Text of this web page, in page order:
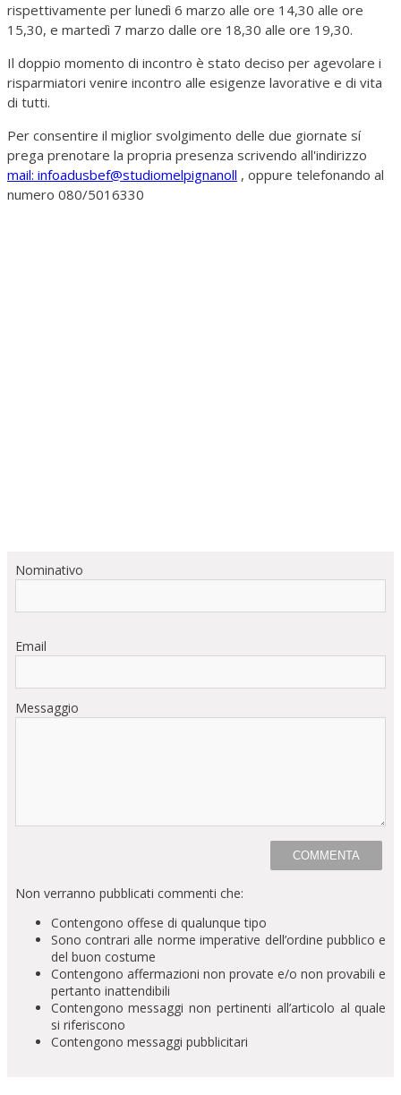
rispettivamente per lunedì 6 marzo alle ore 14,30 alle ore
15,30, e martedì 7 marzo dalle ore 18,30 alle ore 19,30.
Il doppio momento di incontro è stato deciso per agevolare i
risparmiatori venire incontro alle esigenze lavorative e di vita
di tutti.
Per consentire il miglior svolgimento delle due giornate sí
prega prenotare la propria presenza scrivendo all'indirizzo
mail: infoadusbef@studiomelpignanoll , oppure telefonando al
numero 080/5016330
Nominativo
Email
Messaggio
Non verranno pubblicati commenti che:
Contengono offese di qualunque tipo
Sono contrari alle norme imperative dell’ordine pubblico e
del buon costume
Contengono affermazioni non provate e/o non provabili e
pertanto inattendibili
Contengono messaggi non pertinenti all’articolo al quale
si riferiscono
Contengono messaggi pubblicitari